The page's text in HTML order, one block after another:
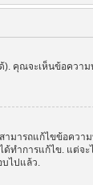
คุณจะเห็นข้อคว
ารถแก้ไขข้อคว
ารแก้ไข. แต่จะไ
บไปแล้ว.